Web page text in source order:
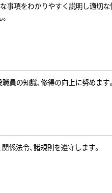
事項をわかりやすく説明し適切な
員の知識、修得の向上に努めます。
係法令、諸規則を遵守します。